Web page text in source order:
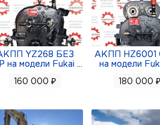
YZ268 БЕЗ
на модели Fukai
160 000 ₽
АКПП HZ6001
на модели
180 000 ₽